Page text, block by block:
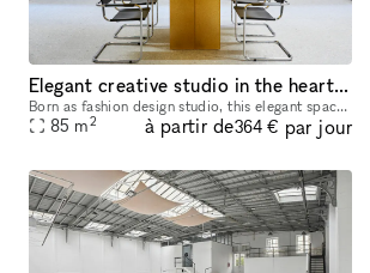
Elegant creative studio in the heart of Nolo
Born as fashion design studio, this elegant space is located in an important mid-century building in the vibrant Nolo area. Totally restored from a famous Milanese architect, this location can be re
85 m2 à partir de364 € par jour